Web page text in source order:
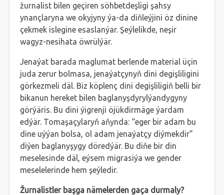
žurnalist bilen geçiren söhbetdeşligi şahsy
ynançlaryna we okyjyny ýa-da diňleýjini öz dinine
çekmek islegine esaslanýar. Şeýlelikde, neşir
wagyz-nesihata öwrülýär.
Jenaýat barada maglumat berlende material üçin
juda zerur bolmasa, jenaýatçynyň dini degişliligini
görkezmeli däl. Biz köplenç dini degişliligiň belli bir
bikanun hereket bilen baglanyşdyrylýandygyny
görýäris. Bu dini ýigrenji öjükdirmäge ýardam
edýär. Tomaşaçylaryň aňynda: “eger bir adam bu
dine uýýan bolsa, ol adam jenaýatçy diýmekdir”
diýen baglanyşygy döredýär. Bu diňe bir din
meselesinde däl, eýsem migrasiýa we gender
meselelerinde hem şeýledir.
Žurnalistler başga nämelerden gaça durmaly?